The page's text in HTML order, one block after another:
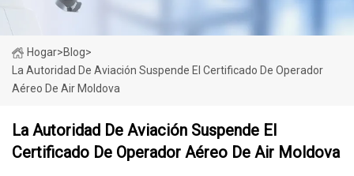
Hogar>Blog>
La Autoridad De Aviación Suspende El Certificado De Operador
Aéreo De Air Moldova
La Autoridad De Aviación Suspende El
Certificado De Operador Aéreo De Air Moldova